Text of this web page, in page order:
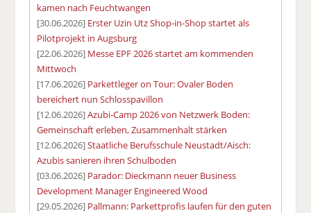
kamen nach Feuchtwangen
[30.06.2026] Erster Uzin Utz Shop-in-Shop startet als
Pilotprojekt in Augsburg
[22.06.2026] Messe EPF 2026 startet am kommenden
Mittwoch
[17.06.2026] Parkettleger on Tour: Ovaler Boden
bereichert nun Schlosspavillon
[12.06.2026]Azubi-Camp 2026 von Netzwerk Boden:
Gemeinschaft erleben, Zusammenhalt stärken
[12.06.2026]Staatliche Berufsschule Neustadt/Aisch:
Azubis sanieren ihren Schulboden
[03.06.2026] Parador: Dieckmann neuer Business
Development Manager Engineered Wood
[29.05.2026] Pallmann: Parkettprofis laufen für den guten